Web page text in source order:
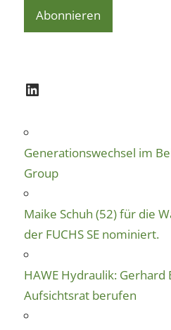
LinkedIn
Generationswechsel im
Group
Maike Schuh (52) für die
der FUCHS SE nominiert.
HAWE Hydraulik: Gerhard
Aufsichtsrat berufen